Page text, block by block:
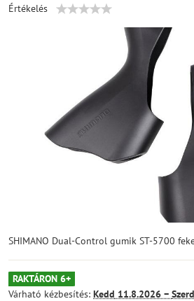
Értékelés
SHIMANO Dual-Control gumik ST-5700
RAKTÁRON 6+
Várható kézbesítés: Kedd 11.8.2026 −